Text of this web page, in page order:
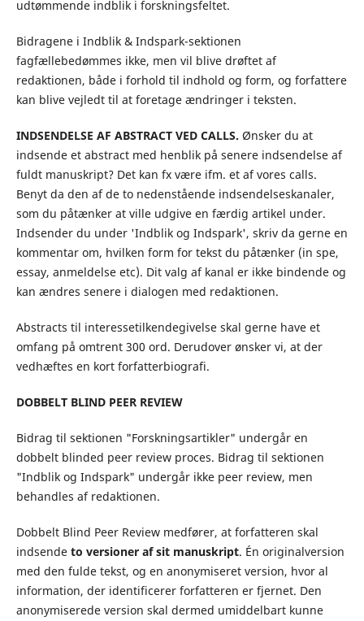
udtømmende indblik i forskningsfeltet.
Bidragene i Indblik & Indspark-sektionen
fagfællebedømmes ikke, men vil blive drøftet af
redaktionen, både i forhold til indhold og form, og forfattere
kan blive vejledt til at foretage ændringer i teksten.
INDSENDELSE AF ABSTRACT VED CALLS. Ønsker du at
indsende et abstract med henblik på senere indsendelse af
fuldt manuskript? Det kan fx være ifm. et af vores calls.
Benyt da den af de to nedenstående indsendelseskanaler,
som du påtænker at ville udgive en færdig artikel under.
Indsender du under 'Indblik og Indspark', skriv da gerne en
kommentar om, hvilken form for tekst du påtænker (in spe,
essay, anmeldelse etc). Dit valg af kanal er ikke bindende og
kan ændres senere i dialogen med redaktionen.
Abstracts til interessetilkendegivelse skal gerne have et
omfang på omtrent 300 ord. Derudover ønsker vi, at der
vedhæftes en kort forfatterbiografi.
DOBBELT BLIND PEER REVIEW
Bidrag til sektionen "Forskningsartikler" undergår en
dobbelt blinded peer review proces. Bidrag til sektionen
"Indblik og Indspark" undergår ikke peer review, men
behandles af redaktionen.
Dobbelt Blind Peer Review medfører, at forfatteren skal
indsende to versioner af sit manuskript. Én originalversion
med den fulde tekst, og en anonymiseret version, hvor al
information, der identificerer forfatteren er fjernet. Den
anonymiserede version skal dermed umiddelbart kunne